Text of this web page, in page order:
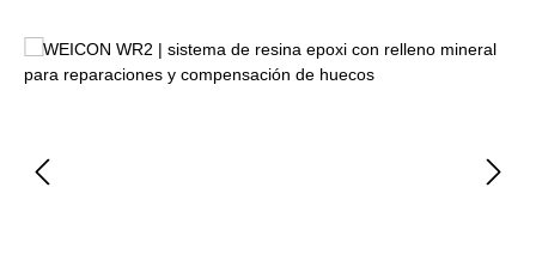
Omitir galería de imágenes